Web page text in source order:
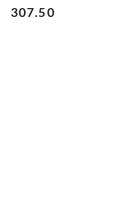
Cena:
Cena:
307.50